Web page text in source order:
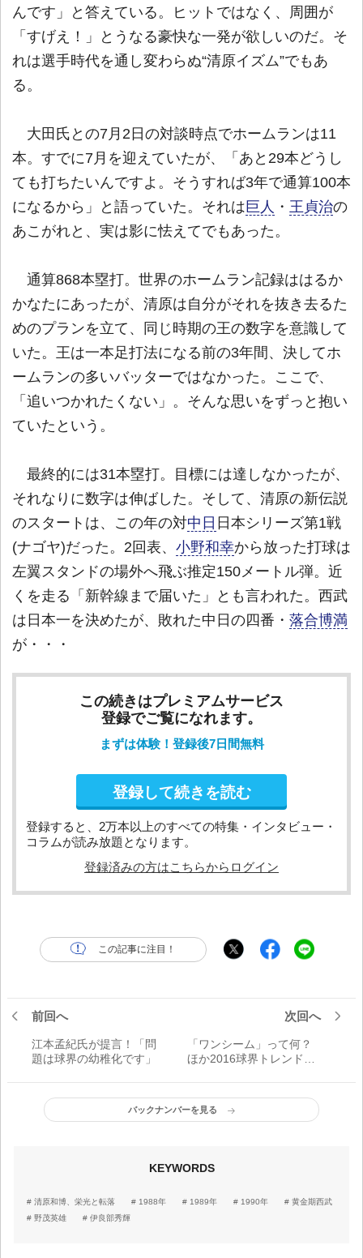
んです」と答えている。ヒットではなく、周囲が
「すげえ！」とうなる豪快な一発が欲しいのだ。そ
れは選手時代を通し変わらぬ“清原イズム”でもあ
る。
大田氏との7月2日の対談時点でホームランは11
本。すでに7月を迎えていたが、「あと29本どうし
ても打ちたいんですよ。そうすれば3年で通算100本
になるから」と語っていた。それは巨人 ・ 王貞治の
あこがれと、実は影に怯えてでもあった。
通算868本塁打。世界のホームラン記録ははるか
かなたにあったが、清原は自分がそれを抜き去るた
めのプランを立て、同じ時期の王の数字を意識して
いた。王は一本足打法になる前の3年間、決してホ
ームランの多いバッターではなかった。ここで、
「追いつかれたくない」。そんな思いをずっと抱い
ていたという。
最終的には31本塁打。目標には達しなかったが、
それなりに数字は伸ばした。そして、清原の新伝説
のスタートは、この年の対中日 日本シリーズ第1戦
(ナゴヤ)だった。2回表、 小野和幸から放った打球は
左翼スタンドの場外へ飛ぶ推定150メートル弾。近
くを走る「新幹線まで届いた」とも言われた。西武
は日本一を決めたが、敗れた中日の四番・ 落合博満
が・・・
この続きはプレミアムサービス
登録でご覧になれます。
まずは体験！登録後7日間無料
登録して続きを読む
登録すると、2万本以上のすべての特集・インタビュー・
コラムが読み放題となります。
登録済みの方はこちらからログイン
この記事に注目！
前回へ
江本孟紀氏が提言！「問
題は球界の幼稚化です」
次回へ
「ワンシーム」って何？
ほか2016球界トレンド大
バックナンバーを見る
KEYWORDS
清原和博、栄光と転落 1988年 1989年 1990年
黄金期西武
野茂英雄
伊良部秀輝